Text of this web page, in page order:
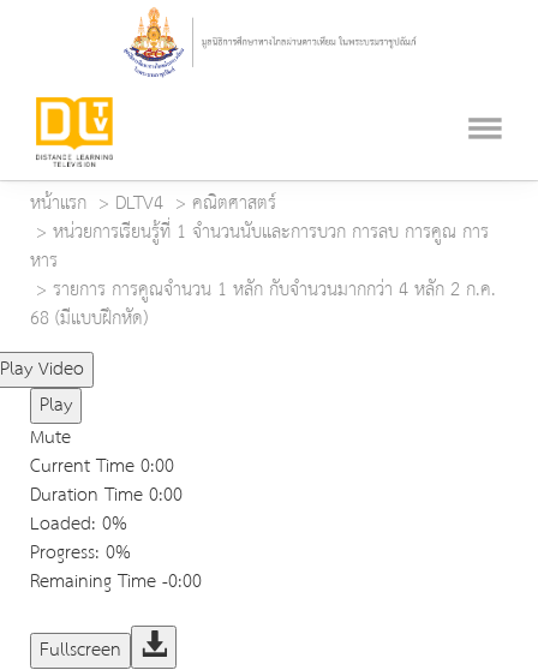
หน้าแรก DLTV4
คณิตศาสตร์
หน่วยการเรียนรู้ที่ 1 จำนวนนับและการบวก การลบ การคูณ การ
หาร
รายการ การคูณจำนวน 1 หลัก กับจำนวนมากกว่า 4 หลัก 2 ก.ค.
68 (มีแบบฝึกหัด)
Play Video
Play
Mute
Current Time0:00
Duration Time0:00
Loaded: 0%
Progress: 0%
Remaining Time-0:00
Fullscreen